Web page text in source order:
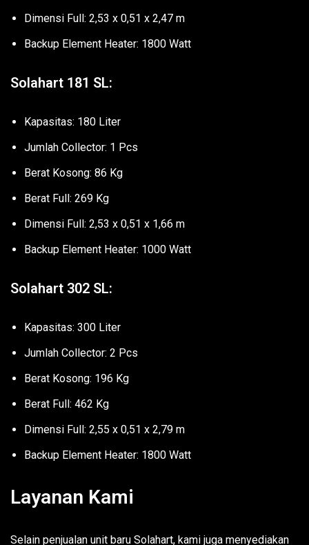
Dimensi Full: 2,53 x 0,51 x 2,47 m
Backup Element Heater: 1800 Watt
Solahart 181 SL:
Kapasitas: 180 Liter
Jumlah Collector: 1 Pcs
Berat Kosong: 86 Kg
Berat Full: 269 Kg
Dimensi Full: 2,53 x 0,51 x 1,66 m
Backup Element Heater: 1000 Watt
Solahart 302 SL:
Kapasitas: 300 Liter
Jumlah Collector: 2 Pcs
Berat Kosong: 196 Kg
Berat Full: 462 Kg
Dimensi Full: 2,55 x 0,51 x 2,79 m
Backup Element Heater: 1800 Watt
Layanan Kami
Selain penjualan unit baru Solahart, kami juga menyediakan